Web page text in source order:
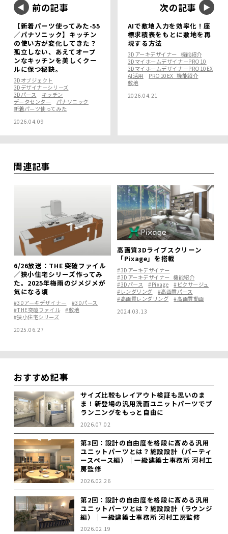
前の記事
【新着パーツ使ってみた-55
／パナソニック】キッチン
の使い方が変化してきた？
孤立しない、あえてオープ
ンなキッチンを美しくクー
ルに保つ秘訣。
3Dオブジェクト
3Dデザイナーシリーズ
3Dパース
キッチン
データセンター
パナソニック
新着パーツ使ってみた
2026.04.09
次の記事
AIで敷地入力を効率化！座
標求積表をもとに敷地を再
現する方法
3Dアーキデザイナー_機能紹介
3DマイホームデザイナーPRO10
3DマイホームデザイナーPRO10EX
AI活用
PRO10EX_機能紹介
敷地
2026.04.21
関連記事
6/26放送：THE 突破ファイル
／狭小住宅シリーズ作ってみ
た。2025年梅雨のジメジメが
気になる頃
#3Dアーキデザイナー
#3Dパース
#THE突破ファイル
#敷地
#狭小住宅シリーズ
2025.06.27
高画質3Dライブスクリーン
「Pixage」を搭載
#3Dアーキデザイナー
#3Dアーキデザイナー_機能紹介
#3Dパース
#Pixage
#ピクサージュ
#レンダリング
#高画質パース
#高画質レンダリング
#高画質動画
2024.03.13
おすすめ記事
サイズ比較もレイアウト検証も思いのま
ま！新登場の汎用洗面ユニットパーツでプ
ランニングをもっと自由に
2026.07.02
第3回：設計の自由度を格段に高める汎用
ユニットパーツとは？施設設計（パーティ
ースペース編）｜一級建築士事務所 河村工
房監修
2026.02.26
第2回：設計の自由度を格段に高める汎用
ユニットパーツとは？施設設計（ラウンジ
編）｜一級建築士事務所 河村工房監修
2026.02.19